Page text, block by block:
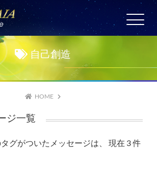
HOME
愛の警鐘
日々の祈り
宇宙サテライト
メッセージ保存版
自己創造
HOME
ジ一覧
タグがついたメッセージは、 現在 3 件